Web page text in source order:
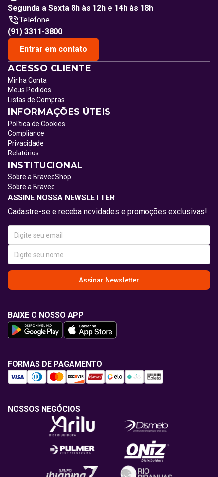
Segunda a Sexta 8h às 12h e 14h às 18h
Telefone
(91) 3311-3800
Entrar em contato
ACESSO CLIENTE
Minha Conta
Meus Pedidos
Listas de Compras
INFORMAÇÕES ÚTEIS
Política de Cookies
Compliance
Privacidade
Relatórios
INSTITUCIONAL
Sobre a BraveoShop
Sobre a Braveo
ASSINE NOSSA NEWSLETTER
Cadastre-se e receba novidades e promoções exclusivas!
Assinar Newsletter
BAIXE O NOSSO APP
FORMAS DE PAGAMENTO
NOSSOS NEGÓCIOS